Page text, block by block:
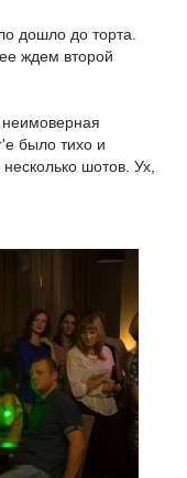
дошло до торта.
ждем второй
было тихо и
шотов. Ух,